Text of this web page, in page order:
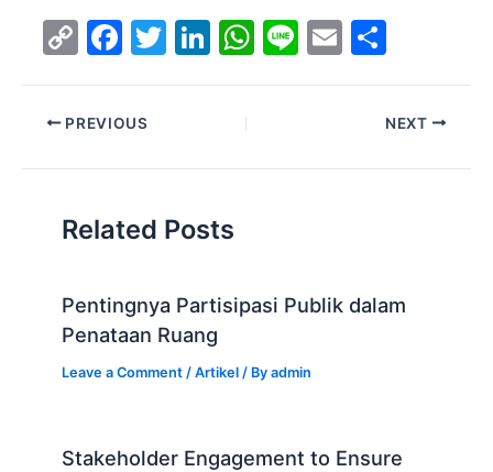
C
p
y
Li
n
k
F
c
e
b
o
o
T
Li
dI
n
W
A
Li E
ar
e
PREVIOUS NEXT
Related Posts
Pentingnya Partisipasi Publik dalam
Penataan Ruang
Leave a Comment /Artikel / Byadmin
Stakeholder Engagement to Ensure